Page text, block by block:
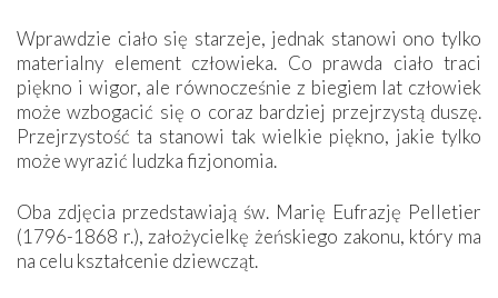
Wprawdzie ciało się starzeje, jednak stanowi ono tylko
materialny element człowieka. Co prawda ciało traci
piękno i wigor, ale równocześnie z biegiem lat człowiek
może wzbogacić się o coraz bardziej przejrzystą duszę.
Przejrzystość ta stanowi tak wielkie piękno, jakie tylko
może wyrazić ludzka fizjonomia.
Oba zdjęcia przedstawiają św. Marię Eufrazję Pelletier
(1796-1868 r.), założycielkę żeńskiego zakonu, który ma
na celu kształcenie dziewcząt.